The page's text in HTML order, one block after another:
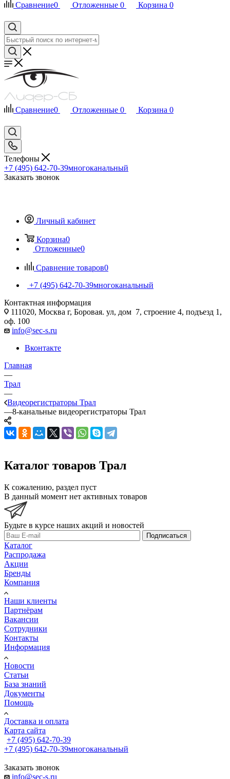
Сравнение0 Отложенные 0 Корзина 0
Сравнение0 Отложенные 0 Корзина 0
Телефоны
+7 (495) 642-70-39многоканальный
Заказать звонок
Личный кабинет
Корзина0
Отложенные0
Сравнение товаров0
+7 (495) 642-70-39многоканальный
Контактная информация
111020, Москва г, Боровая. ул, дом 7, строение 4, подъезд 1,
оф. 100
info@sec-s.ru
Вконтакте
Главная
—
Трал
—
Видеорегистраторы Трал
—8-канальные видеорегистраторы Трал
Каталог товаров Трал
К сожалению, раздел пуст
В данный момент нет активных товаров
Будьте в курсе наших акций и новостей
Подписаться
Каталог
Распродажа
Акции
Бренды
Компания
Наши клиенты
Партнёрам
Вакансии
Сотрудники
Контакты
Информация
Новости
Статьи
База знаний
Документы
Помощь
Доставка и оплата
Карта сайта
+7 (495) 642-70-39
+7 (495) 642-70-39многоканальный
Заказать звонок
info@sec-s.ru